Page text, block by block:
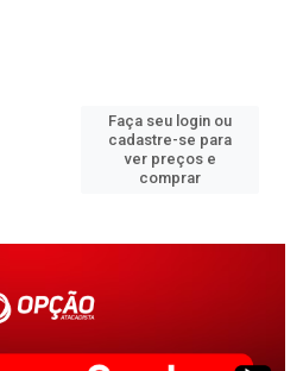
Faça seu login ou
cadastre-se para
ver preços e
comprar